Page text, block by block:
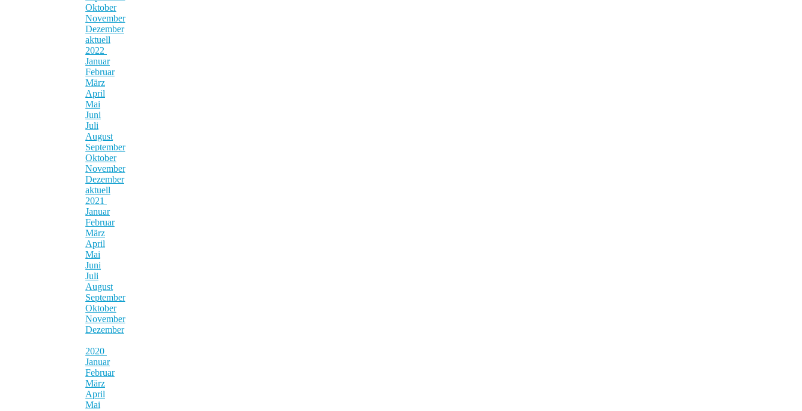
Oktober
November
Dezember
aktuell
2022
Januar
Februar
März
April
Mai
Juni
Juli
August
September
Oktober
November
Dezember
aktuell
2021
Januar
Februar
März
April
Mai
Juni
Juli
August
September
Oktober
November
Dezember
2020
Januar
Februar
März
April
Mai